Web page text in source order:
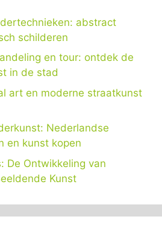
abstract
schilderen
en tour: ontdek de
in de stad
art en moderne straatkunst
Nederlandse
en kunst kopen
De Ontwikkeling van
Kunst